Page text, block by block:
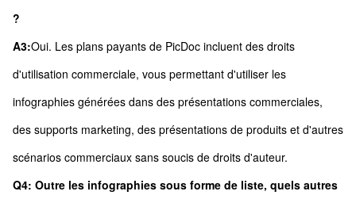
?
A3:Oui. Les plans payants de PicDoc incluent des droits
d'utilisation commerciale, vous permettant d'utiliser les
infographies générées dans des présentations commerciales,
des supports marketing, des présentations de produits et d'autres
scénarios commerciaux sans soucis de droits d'auteur.
Q4: Outre les infographies sous forme de liste, quels autres